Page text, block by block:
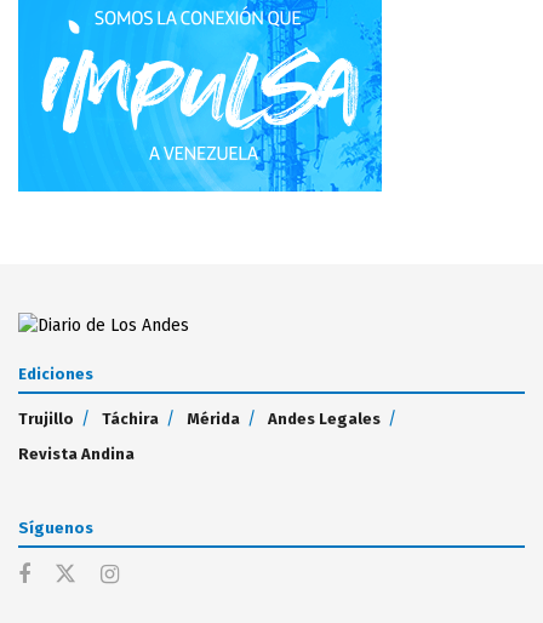
Ediciones
Trujillo Táchira Mérida
Andes Legales
Revista Andina
Síguenos